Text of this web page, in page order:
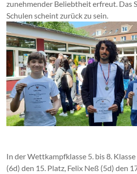
zunehmender Beliebtheit erfreut. Das
Schulen scheint zurück zu sein.
In der Wettkampfklasse 5. bis 8.
(6d) den 15. Platz, Felix Neß (5d) den